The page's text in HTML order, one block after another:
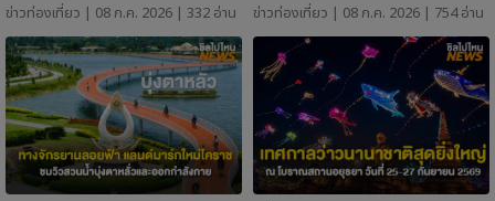
ข่าวท่องเที่ยว | 08 ก.ค. 2026 | 332 อ่าน ข่าวท่องเที่ยว | 08 ก.ค. 2026 | 754 อ่าน